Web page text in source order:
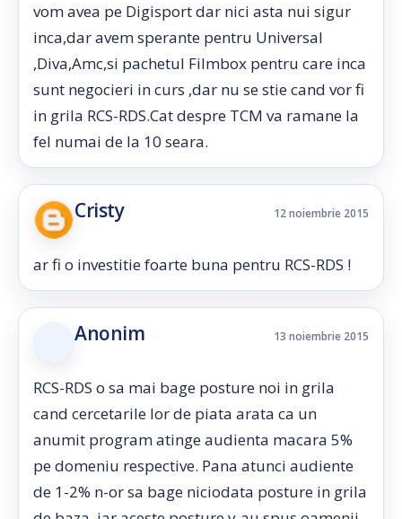
vom avea pe Digisport dar nici asta nui sigur
inca,dar avem sperante pentru Universal
,Diva,Amc,si pachetul Filmbox pentru care inca
sunt negocieri in curs ,dar nu se stie cand vor fi
in grila RCS-RDS.Cat despre TCM va ramane la
fel numai de la 10 seara.
Cristy 12 noiembrie 2015
ar fi o investitie foarte buna pentru RCS-RDS !
Anonim 13 noiembrie 2015
RCS-RDS o sa mai bage posture noi in grila
cand cercetarile lor de piata arata ca un
anumit program atinge audienta macara 5%
pe domeniu respective. Pana atunci audiente
de 1-2% n-or sa bage niciodata posture in grila